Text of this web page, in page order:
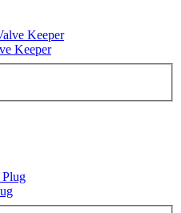
Keeper